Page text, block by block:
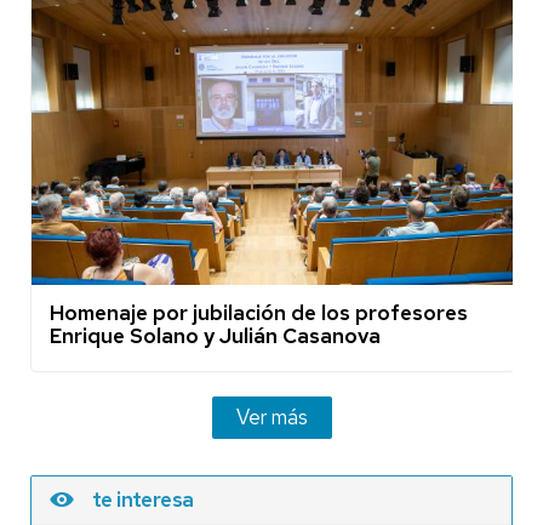
Homenaje por jubilación de los profesores
Enrique Solano y Julián Casanova
Ver más
te interesa